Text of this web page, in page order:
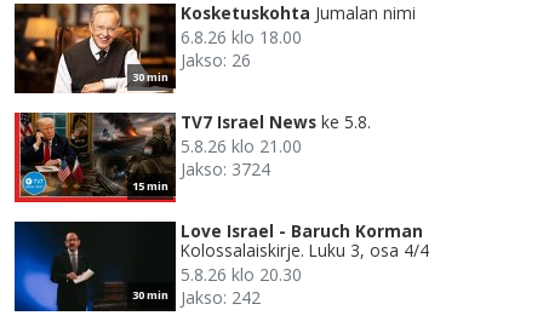
30 min
Kosketuskohta Jumalan nimi
6.8.26 klo 18.00
Jakso: 26
15 min
TV7 Israel News ke 5.8.
5.8.26 klo 21.00
Jakso: 3724
30 min
Love Israel - Baruch Korman
Kolossalaiskirje. Luku 3, osa 4/4
5.8.26 klo 20.30
Jakso: 242